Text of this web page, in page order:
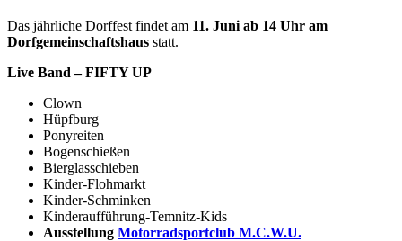
Das jährliche Dorffest findet am 11. Juni ab 14 Uhr am
Dorfgemeinschaftshaus statt.
Live Band –FIFTY UP
Clown
Hüpfburg
Ponyreiten
Bogenschießen
Bierglasschieben
Kinder-Flohmarkt
Kinder-Schminken
Kinderaufführung-Temnitz-Kids
Ausstellung Motorradsportclub M.C.W.U.